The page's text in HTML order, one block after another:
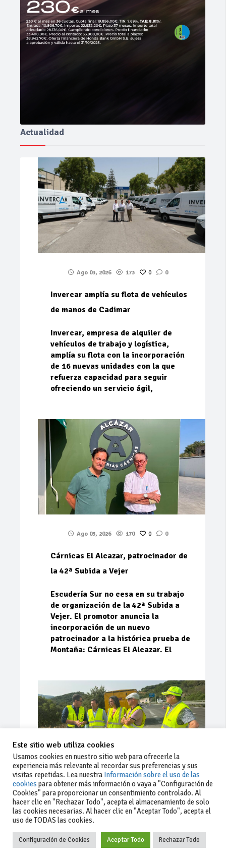
Actualidad
Ago 03, 2026 173 0 0
Invercar amplía su flota de vehículos
de manos de Cadimar
Invercar, empresa de alquiler de
vehículos de trabajo y logística,
amplía su flota con la incorporación
de 16 nuevas unidades con la que
refuerza capacidad para seguir
ofreciendo un servicio ágil,
Ago 03, 2026 170 0 0
Cárnicas El Alcazar, patrocinador de
la 42ª Subida a Vejer
Escudería Sur no cesa en su trabajo
de organización de la 42ª Subida a
Vejer. El promotor anuncia la
incorporación de un nuevo
patrocinador a la histórica prueba de
Montaña: Cárnicas El Alcazar. El
Ago 03, 2026 93 0 0
La Junta implementa mejoras en la
A381 por Los Barrios
Este sitio web utiliza cookies
Usamos cookies en nuestro sitio web para ofrecerle la
experiencia más relevante al recordar sus preferencias y sus
visitas repetidas. Lea nuestra Información sobre el uso de las
cookies para obtener más información o vaya a "Configuración de
Cookies" para proporcionar un consentimiento controlado. Al
hacer clic en "Rechazar Todo", acepta el almacenamiento de solo
las cookies necesarias. Al hacer clic en "Aceptar Todo", acepta el
uso de TODAS las cookies.
Configuración de Cookies Aceptar Todo Rechazar Todo